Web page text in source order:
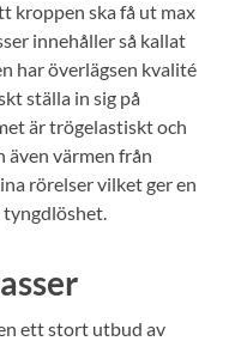
kroppen ska få ut max
innehåller så kallat
har överlägsen kvalité
ställa in sig på
är trögelastiskt och
även värmen från
rörelser vilket ger en
ett stort utbud av